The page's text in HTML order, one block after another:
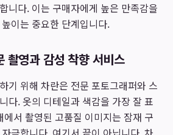
니다. 이는 구매자에게 높은 만족감을
이는 중요한 단계입니다.
촬영과 감성 착향 서비스
기 위해 차란은 전문 포토그래퍼와 스
다. 옷의 디테일과 색감을 가장 잘 표
서 촬영된 고품질 이미지는 잠재 구